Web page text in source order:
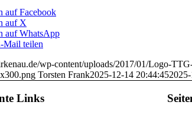
auf Facebook
auf X
auf WhatsApp
Mail teilen
wp-content/uploads/2017/01/Logo-
Torsten Frank2025-12-14 20:44:45
Links